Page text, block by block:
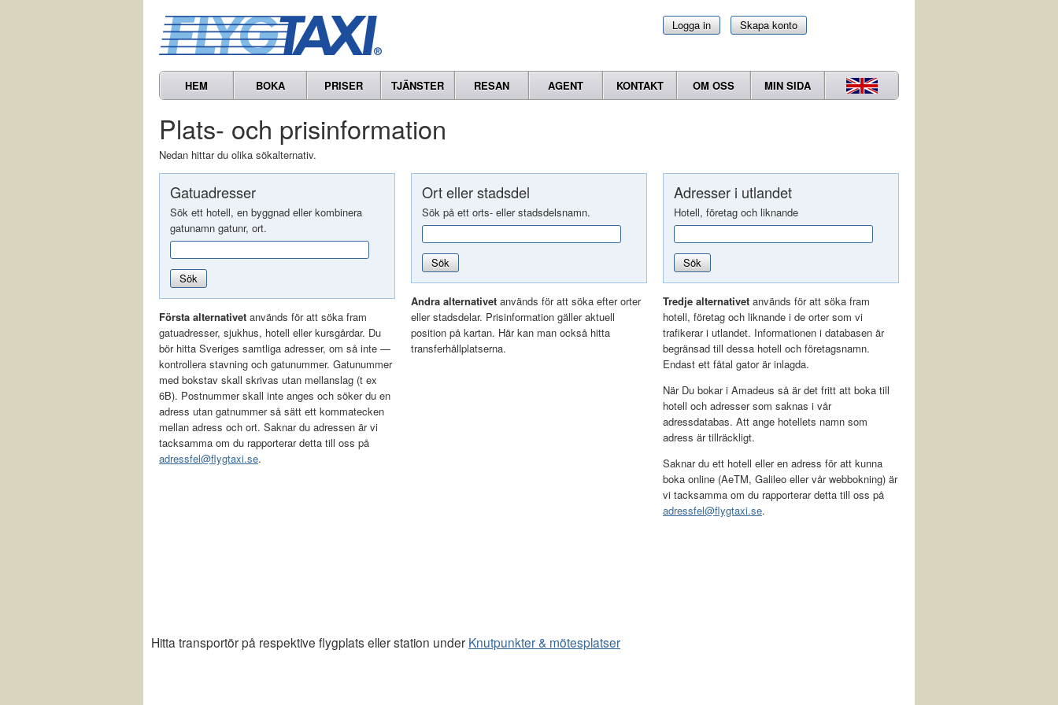
Logga in Skapa konto
HEM BOKA PRISER TJÄNSTER RESAN AGENT KONTAKT OM OSS MIN SIDA
Plats- och prisinformation
Nedan hittar du olika sökalternativ.
Gatuadresser
Sök ett hotell, en byggnad eller kombinera
gatunamn gatunr, ort.
Sök
Första alternativet används för att söka fram
gatuadresser, sjukhus, hotell eller kursgårdar. Du
bör hitta Sveriges samtliga adresser, om så inte —
kontrollera stavning och gatunummer. Gatunummer
med bokstav skall skrivas utan mellanslag (t ex
6B). Postnummer skall inte anges och söker du en
adress utan gatnummer så sätt ett kommatecken
mellan adress och ort. Saknar du adressen är vi
tacksamma om du rapporterar detta till oss på
adressfel@flygtaxi.se.
Ort eller stadsdel
Sök på ett orts- eller stadsdelsnamn.
Sök
Andra alternativet används för att söka efter orter
eller stadsdelar. Prisinformation gäller aktuell
position på kartan. Här kan man också hitta
transferhållplatserna.
Adresser i utlandet
Hotell, företag och liknande
Sök
Tredje alternativet används för att söka fram
hotell, företag och liknande i de orter som vi
trafikerar i utlandet. Informationen i databasen är
begränsad till dessa hotell och företagsnamn.
Endast ett fåtal gator är inlagda.
När Du bokar i Amadeus så är det fritt att boka till
hotell och adresser som saknas i vår
adressdatabas. Att ange hotellets namn som
adress är tillräckligt.
Saknar du ett hotell eller en adress för att kunna
boka online (AeTM, Galileo eller vår webbokning) är
vi tacksamma om du rapporterar detta till oss på
adressfel@flygtaxi.se.
Hitta transportör på respektive flygplats eller station under Knutpunkter & mötesplatser